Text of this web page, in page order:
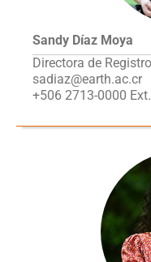
Sandy Díaz Moya
Directora de
sadiaz@earth.ac.cr
+506 2713-0000